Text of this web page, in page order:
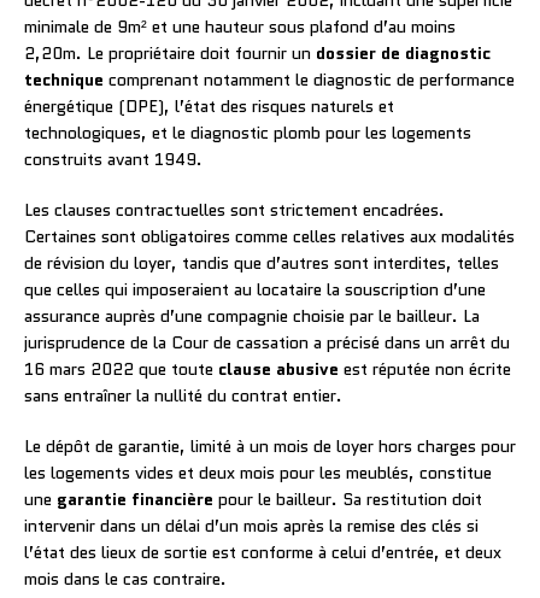
minimale de 9m² et une hauteur sous plafond d’au moins
2,20m. Le propriétaire doit fournir un dossier de diagnostic
technique comprenant notamment le diagnostic de performance
énergétique (DPE), l’état des risques naturels et
technologiques, et le diagnostic plomb pour les logements
construits avant 1949.
Les clauses contractuelles sont strictement encadrées.
Certaines sont obligatoires comme celles relatives aux modalités
de révision du loyer, tandis que d’autres sont interdites, telles
que celles qui imposeraient au locataire la souscription d’une
assurance auprès d’une compagnie choisie par le bailleur. La
jurisprudence de la Cour de cassation a précisé dans un arrêt du
16 mars 2022 que toute clause abusive est réputée non écrite
sans entraîner la nullité du contrat entier.
Le dépôt de garantie, limité à un mois de loyer hors charges pour
les logements vides et deux mois pour les meublés, constitue
une garantie financière pour le bailleur. Sa restitution doit
intervenir dans un délai d’un mois après la remise des clés si
l’état des lieux de sortie est conforme à celui d’entrée, et deux
mois dans le cas contraire.